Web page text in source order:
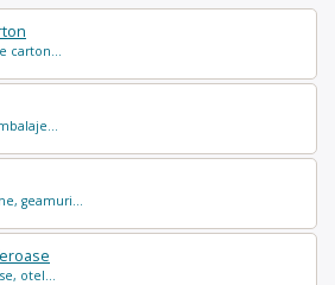
carton...
geamuri...
otel...